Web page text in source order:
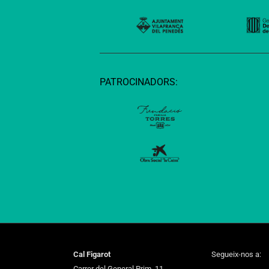
PATROCINADORS:
Cal Figarot
Segueix-nos a: